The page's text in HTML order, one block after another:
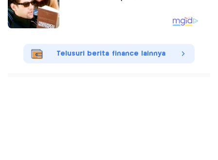
Telusuri berita finance lainnya